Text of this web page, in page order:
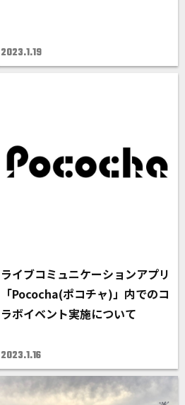
2023.1.19
ライブコミュニケーションアプリ
「Pococha(ポコチャ)」内でのコ
ラボイベント実施について
2023.1.16